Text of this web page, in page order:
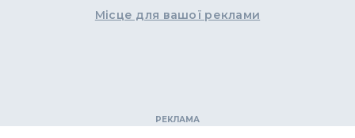
Місце для вашої реклами